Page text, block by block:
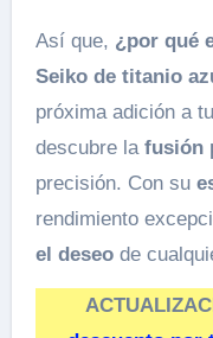
Así que, ¿por qué
Seiko de titanio
próxima adición a
descubre la fusión
precisión. Con su
rendimiento
el deseode